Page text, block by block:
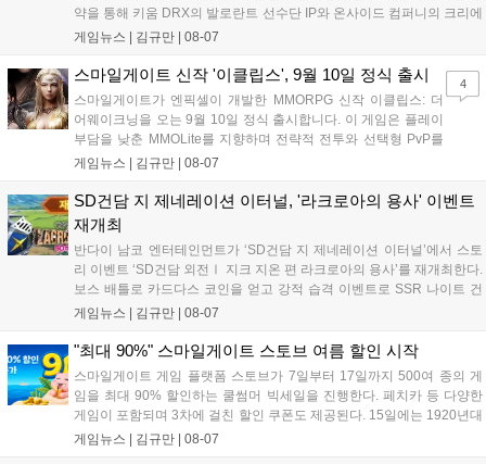
약을 통해 키움 DRX의 발로란트 선수단 IP와 온사이드 컴퍼니의 크리에
이터 네트워크를 결합하여 정규 및 특별 콘텐츠를 공동 기획한다. 또한
오프라인 연계 프로그램을 순차적으로 선보이며 e스포츠 생태계 확장에
게임뉴스 | 김규만 | 08-07
스마일게이트 신작 '이클립스', 9월 10일 정식 출시
스마일게이트가 엔픽셀이 개발한 MMORPG 신작 이클립스: 더
어웨이크닝을 오는 9월 10일 정식 출시합니다. 이 게임은 플레이
부담을 낮춘 MMOLite를 지향하며 전략적 전투와 선택형 PvP를
특징으로 합니다. 현재 공식 홈페이지와 앱 마켓에서 사전등록을
니다. 또한 카카오톡 채널 추가 시 주차별 스페셜 쿠폰과 한정 스
킨, 경품 이벤트 등 풍성한 혜택을 마련해 이용자들의 기대를 모
으고 있습니다....
게임뉴스 | 김규만 | 08-07
4
SD건담 지 제네레이션 이터널, '라크로아의 용사' 이벤트
재개최
반다이 남코 엔터테인먼트가 ‘SD건담 지 제네레이션 이터널’에서 스토
리 이벤트 ‘SD건담 외전Ⅰ 지크 지온 편 라크로아의 용사’를 재개최한다.
보스 배틀로 카드다스 코인을 얻고 강적 습격 이벤트로 SSR 나이트 건
담을 획득할 수 있다. 로그인 보너스로 최대 다이아 3,000개를 지급하며,
원 증정한다. 또한 9월 30일까지 공식 유튜브에서 특별 프로그램을 시청
게임뉴스 | 김규만 | 08-07
"최대 90%" 스마일게이트 스토브 여름 할인 시작
스마일게이트 게임 플랫폼 스토브가 7일부터 17일까지 500여 종의 게
임을 최대 90% 할인하는 쿨썸머 빅세일을 진행한다. 페치카 등 다양한
게임이 포함되며 3차에 걸친 할인 쿠폰도 제공된다. 15일에는 1920년대
경성 배경의 신작 그날의 신문이 출시되며, 15일부터 17일까지는 국내
게임뉴스 | 김규만 | 08-07